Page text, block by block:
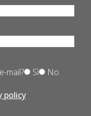
mail? Sì No
policy